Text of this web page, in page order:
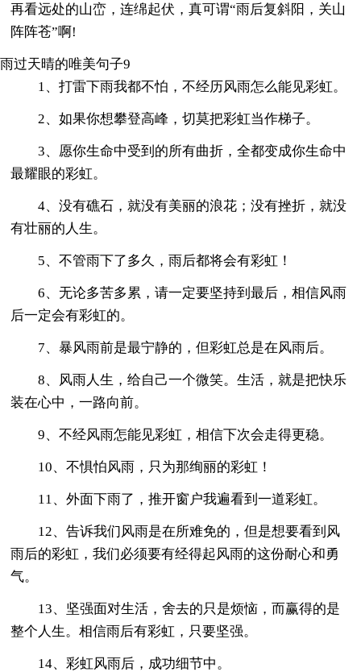
再看远处的山峦，连绵起伏，真可谓“雨后复斜阳，关山
阵阵苍”啊!
雨过天晴的唯美句子9
1、打雷下雨我都不怕，不经历风雨怎么能见彩虹。
2、如果你想攀登高峰，切莫把彩虹当作梯子。
3、愿你生命中受到的所有曲折，全都变成你生命中
最耀眼的彩虹。
4、没有礁石，就没有美丽的浪花；没有挫折，就没
有壮丽的人生。
5、不管雨下了多久，雨后都将会有彩虹！
6、无论多苦多累，请一定要坚持到最后，相信风雨
后一定会有彩虹的。
7、暴风雨前是最宁静的，但彩虹总是在风雨后。
8、风雨人生，给自己一个微笑。生活，就是把快乐
装在心中，一路向前。
9、不经风雨怎能见彩虹，相信下次会走得更稳。
10、不惧怕风雨，只为那绚丽的彩虹！
11、外面下雨了，推开窗户我遍看到一道彩虹。
12、告诉我们风雨是在所难免的，但是想要看到风
雨后的彩虹，我们必须要有经得起风雨的这份耐心和勇
气。
13、坚强面对生活，舍去的只是烦恼，而赢得的是
整个人生。相信雨后有彩虹，只要坚强。
14、彩虹风雨后，成功细节中。